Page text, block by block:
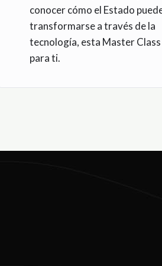
conocer cómo el Estado
transformarse a través de la
tecnología, esta Master Class
para ti.